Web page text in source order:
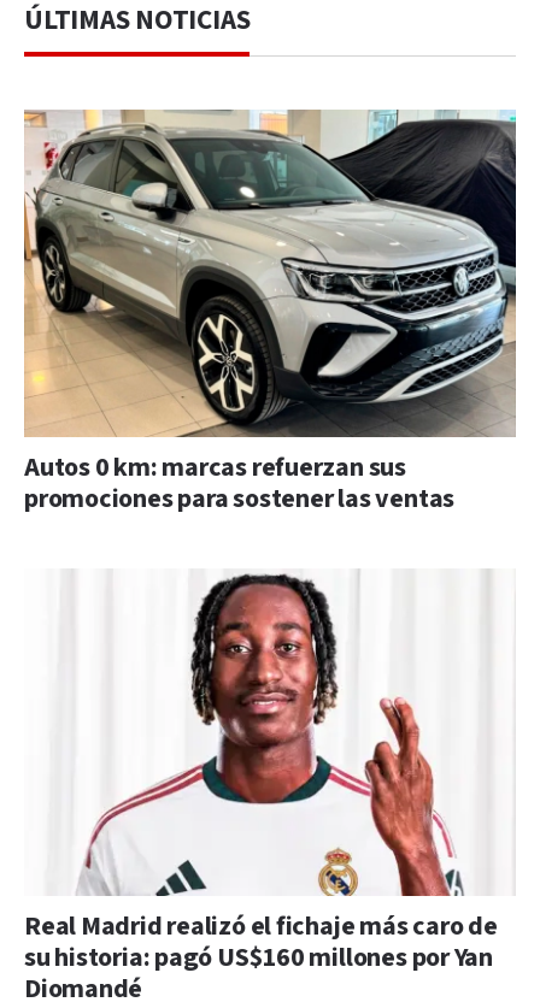
ÚLTIMAS NOTICIAS
Autos 0 km: marcas refuerzan sus
promociones para sostener las ventas
Real Madrid realizó el fichaje más caro de
su historia: pagó US$160 millones por Yan
Diomandé